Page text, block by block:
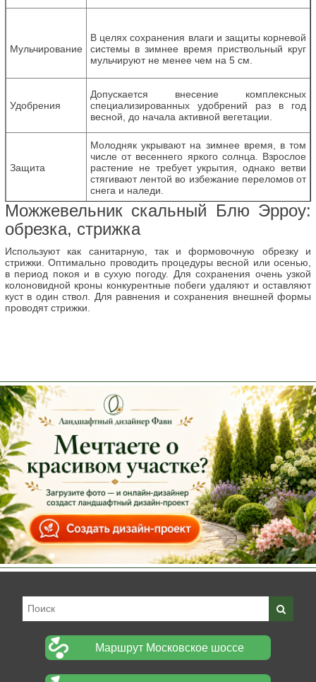
Мульчирование
В целях сохранения влаги и защиты корневой
системы в зимнее время приствольный круг
мульчируют не менее чем на 5 см.
Удобрения
Допускается внесение комплексных
специализированных удобрений раз в год
весной, до начала активной вегетации.
Защита
Молодняк укрывают на зимнее время, в том
числе от весеннего яркого солнца. Взрослое
растение не требует укрытия, однако ветви
стягивают лентой во избежание переломов от
снега и наледи.
Можжевельник скальный Блю Эрроу:
обрезка, стрижка
Используют как санитарную, так и формовочную обрезку и
стрижки. Оптимально проводить процедуры весной или осенью,
в период покоя и в сухую погоду. Для сохранения очень узкой
колоновидной кроны конкурентные побеги удаляют и оставляют
куст в один ствол. Для равнения и сохранения внешней формы
проводят стрижки.
Маршрут Московское шоссе